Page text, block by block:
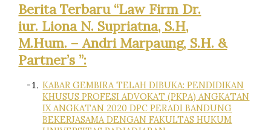
Berita Terbaru “Law Firm Dr.
iur. Liona N. Supriatna, S.H,
M.Hum. – Andri Marpaung, S.H. &
Partner’s ”:
KABAR GEMBIRA TELAH DIBUKA: PENDIDIKAN
KHUSUS PROFESI ADVOKAT (PKPA) ANGKATAN
IX ANGKATAN 2020 DPC PERADI BANDUNG
BEKERJASAMA DENGAN FAKULTAS HUKUM